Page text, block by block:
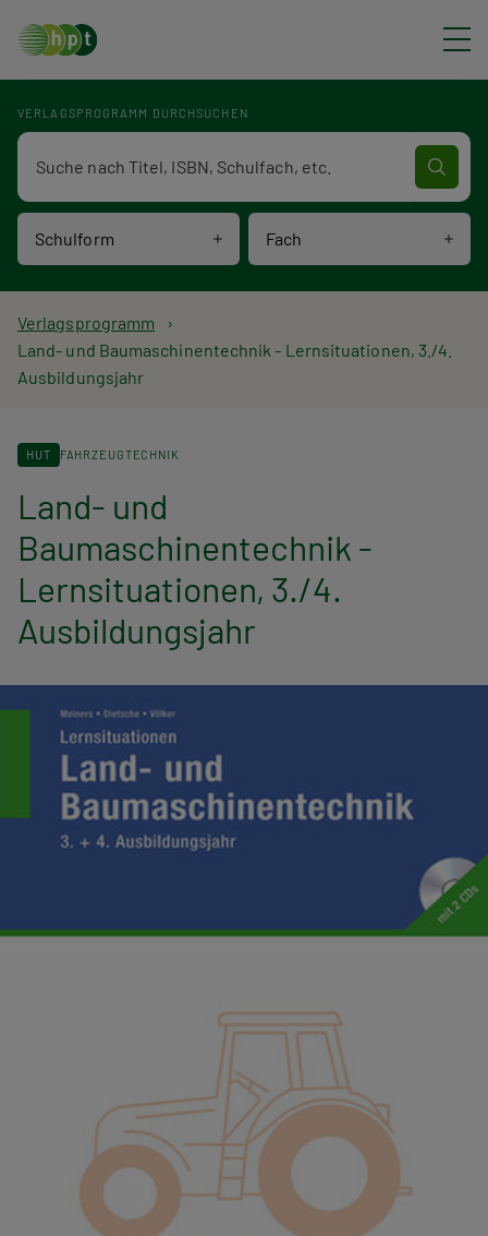
VERLAGSPROGRAMM DURCHSUCHEN
Schulform Fach
Verlagsprogramm Volltextsuche
P
f
d
n
a
v
i
g
a
i
Verlagsprogramm
Land- und Baumaschinentechnik - Lernsituationen, 3./4.
Ausbildungsjahr
HUT FAHRZEUGTECHNIK
Land- und
Baumaschinentechnik -
Lernsituationen, 3./4.
Ausbildungsjahr